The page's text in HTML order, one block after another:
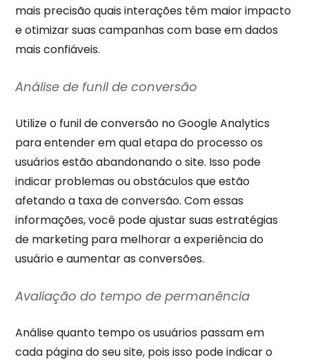
mais precisão quais interações têm maior impacto
e otimizar suas campanhas com base em dados
mais confiáveis.
Análise de funil de conversão
Utilize o funil de conversão no Google Analytics
para entender em qual etapa do processo os
usuários estão abandonando o site. Isso pode
indicar problemas ou obstáculos que estão
afetando a taxa de conversão. Com essas
informações, você pode ajustar suas estratégias
de marketing para melhorar a experiência do
usuário e aumentar as conversões.
Avaliação do tempo de permanência
Análise quanto tempo os usuários passam em
cada página do seu site, pois isso pode indicar o